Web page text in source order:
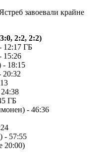
завоевали крайне
2:2, 2:2)
12:17 ГБ
15:26
- 18:15
20:32
ГБ
- 46:36
- 57:55
20:00)